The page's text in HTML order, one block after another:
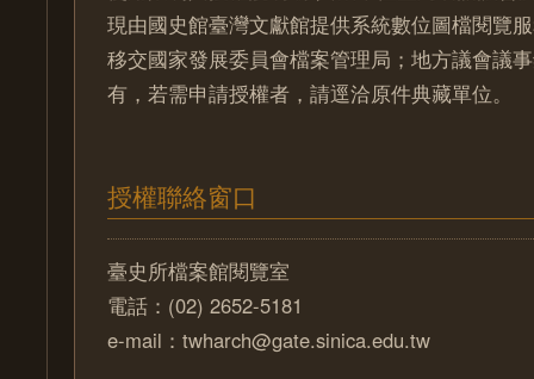
現由國史館臺灣文獻館提供系統數位圖檔閱覽
移交國家發展委員會檔案管理局；地方議會議
有，若需申請授權者，請逕洽原件典藏單位。
授權聯絡窗口
臺史所檔案館閱覽室
電話：(02) 2652-5181
e-mail：twharch@gate.sinica.edu.tw